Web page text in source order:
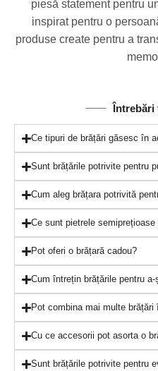
piesă statement pentru
inspirat pentru o
produse create pentru a
Întrebări
Ce tipuri de brățări găsesc în
Sunt brățările potrivite pentru
Cum aleg brățara potrivită
Ce sunt pietrele
Pot oferi o brățară cadou?
Cum întrețin brățările pentru
Pot combina mai multe
Cu ce accesorii pot asorta o
Sunt brățările potrivite pentru